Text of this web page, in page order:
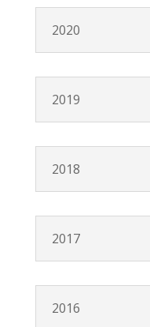
2020
2019
2018
2017
2016